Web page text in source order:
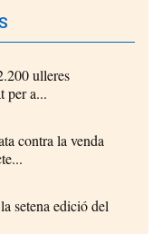
ulleres
per a...
contra la venda
setena edició del